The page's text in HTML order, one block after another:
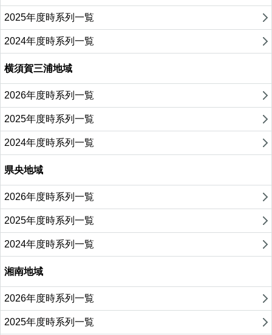
2025年度時系列一覧
2024年度時系列一覧
横須賀三浦地域
2026年度時系列一覧
2025年度時系列一覧
2024年度時系列一覧
県央地域
2026年度時系列一覧
2025年度時系列一覧
2024年度時系列一覧
湘南地域
2026年度時系列一覧
2025年度時系列一覧